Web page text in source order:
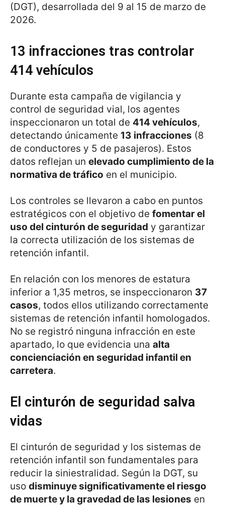
(DGT), desarrollada del 9 al 15 de marzo de
2026.
13 infracciones tras controlar
414 vehículos
Durante esta campaña de vigilancia y
control de seguridad vial, los agentes
inspeccionaron un total de 414 vehículos,
detectando únicamente 13 infracciones (8
de conductores y 5 de pasajeros). Estos
datos reflejan un elevado cumplimiento de la
normativa de tráfico en el municipio.
Los controles se llevaron a cabo en puntos
estratégicos con el objetivo de fomentar el
uso del cinturón de seguridad y garantizar
la correcta utilización de los sistemas de
retención infantil.
En relación con los menores de estatura
inferior a 1,35 metros, se inspeccionaron 37
casos, todos ellos utilizando correctamente
sistemas de retención infantil homologados.
No se registró ninguna infracción en este
apartado, lo que evidencia una alta
concienciación en seguridad infantil en
carretera.
El cinturón de seguridad salva
vidas
El cinturón de seguridad y los sistemas de
retención infantil son fundamentales para
reducir la siniestralidad. Según la DGT, su
uso disminuye significativamente el riesgo
de muerte y la gravedad de las lesiones en